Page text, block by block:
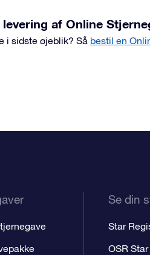
af Online
i sidste øjeblik? Så bestil en
Se din
Star
OSR